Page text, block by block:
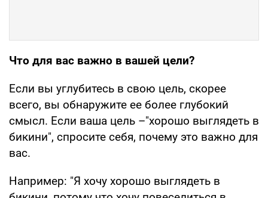
Что для вас важно в вашей цели?
Если вы углубитесь в свою цель, скорее
всего, вы обнаружите ее более глубокий
смысл. Если ваша цель –"хорошо выглядеть в
бикини", спросите себя, почему это важно для
вас.
Например: "Я хочу хорошо выглядеть в